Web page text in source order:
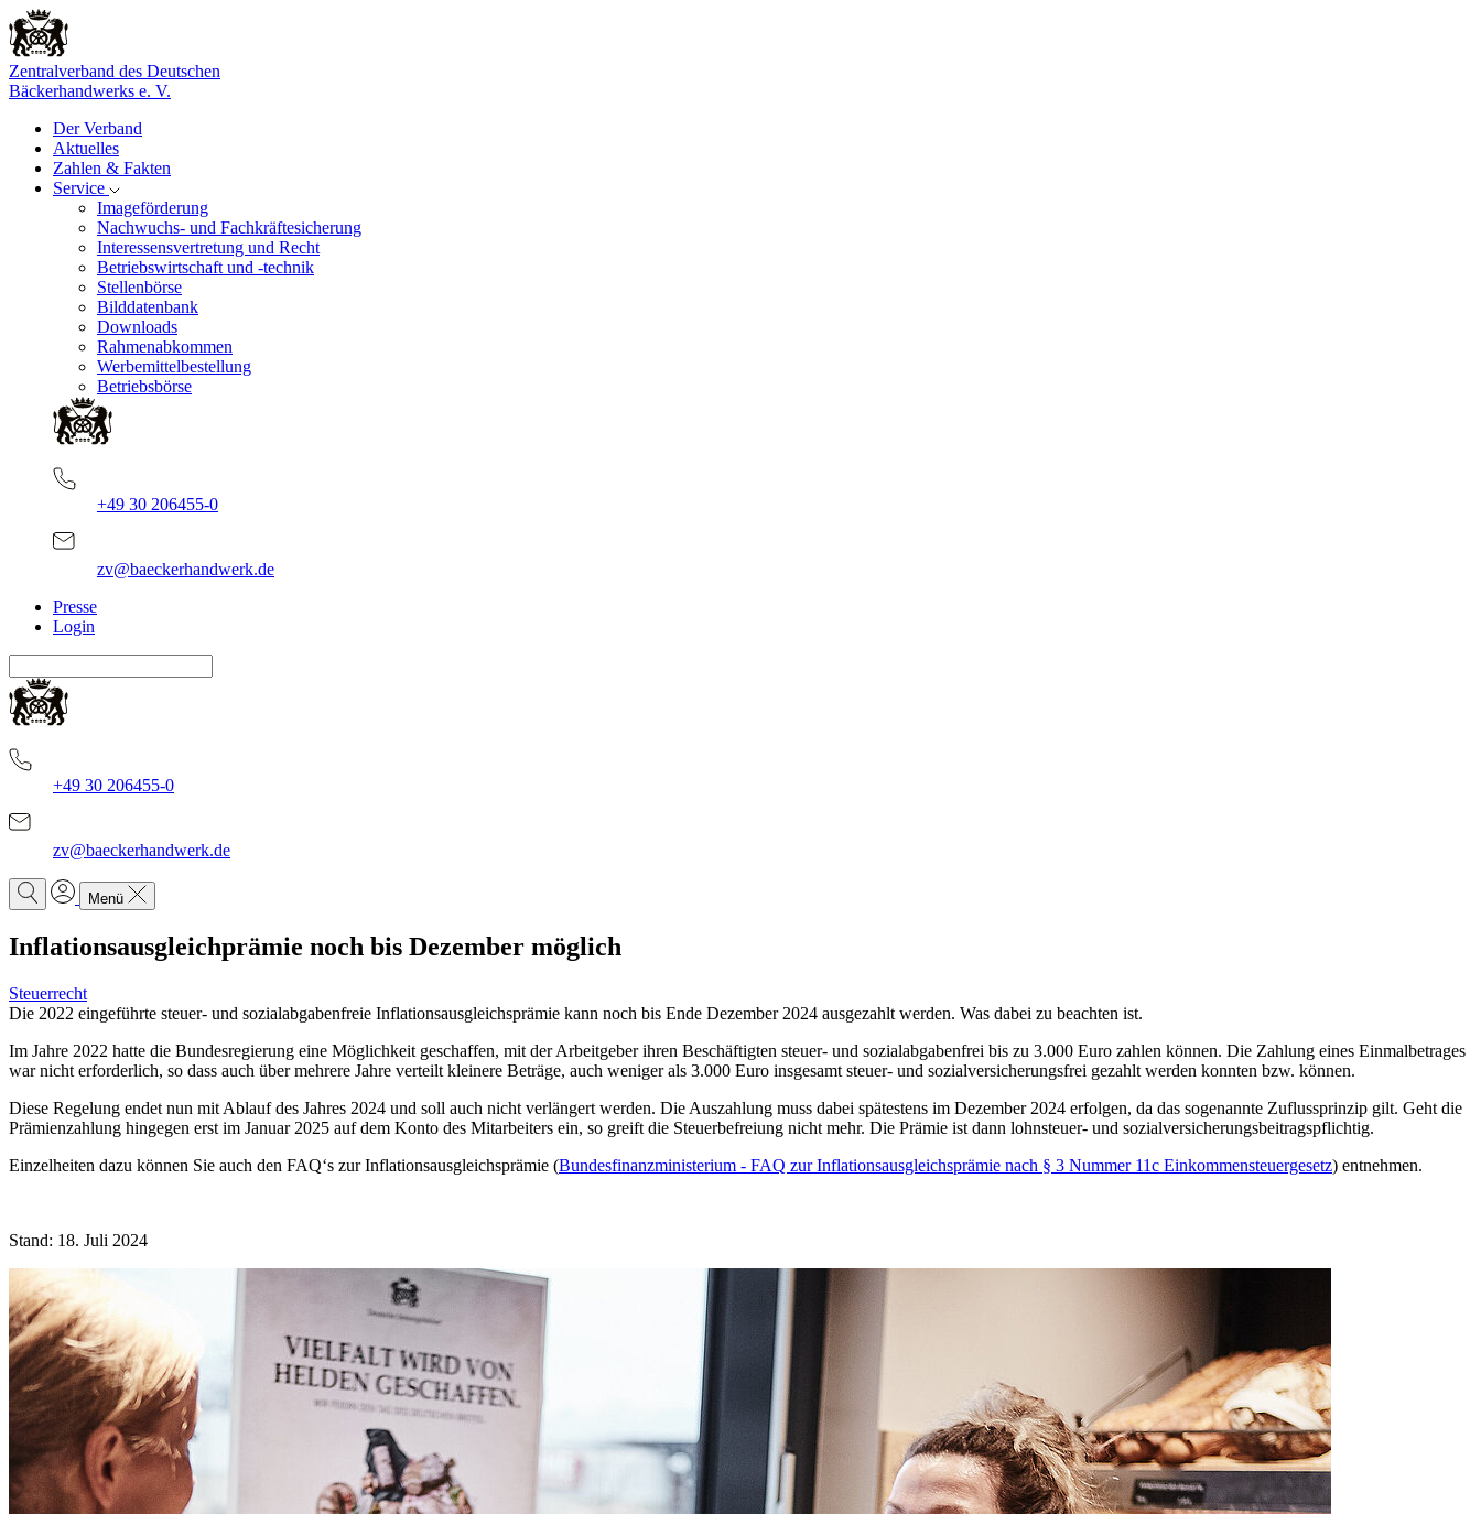
Zentralverband des Deutschen
Bäckerhandwerks e. V.
Der Verband
Aktuelles
Zahlen & Fakten
Service
Imageförderung
Nachwuchs- und Fachkräftesicherung
Interessensvertretung und Recht
Betriebswirtschaft und -technik
Stellenbörse
Bilddatenbank
Downloads
Rahmenabkommen
Werbemittelbestellung
Betriebsbörse
+49 30 206455-0
zv@baeckerhandwerk.de
Presse
Login
+49 30 206455-0
zv@baeckerhandwerk.de
Menü
Inflationsausgleichprämie noch bis Dezember möglich
Steuerrecht
Die 2022 eingeführte steuer- und sozialabgabenfreie Inflationsausgleichsprämie kann noch bis Ende Dezember 2024 ausgezahlt werden. Was dabei zu beachten ist.
Im Jahre 2022 hatte die Bundesregierung eine Möglichkeit geschaffen, mit der Arbeitgeber ihren Beschäftigten steuer- und sozialabgabenfrei bis zu 3.000 Euro zahlen können. Die Zahlung eines Einmalbetrages
war nicht erforderlich, so dass auch über mehrere Jahre verteilt kleinere Beträge, auch weniger als 3.000 Euro insgesamt steuer- und sozialversicherungsfrei gezahlt werden konnten bzw. können.
Diese Regelung endet nun mit Ablauf des Jahres 2024 und soll auch nicht verlängert werden. Die Auszahlung muss dabei spätestens im Dezember 2024 erfolgen, da das sogenannte Zuflussprinzip gilt. Geht die
Prämienzahlung hingegen erst im Januar 2025 auf dem Konto des Mitarbeiters ein, so greift die Steuerbefreiung nicht mehr. Die Prämie ist dann lohnsteuer- und sozialversicherungsbeitragspflichtig.
Einzelheiten dazu können Sie auch den FAQ‘s zur Inflationsausgleichsprämie (Bundesfinanzministerium - FAQ zur Inflationsausgleichsprämie nach § 3 Nummer 11c Einkommensteuergesetz) entnehmen.
Stand: 18. Juli 2024